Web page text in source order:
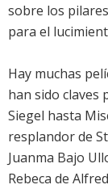
sobre los
para el
Hay muchas
han sido claves
Siegel hasta
resplandor de
Juanma Bajo
Rebeca de